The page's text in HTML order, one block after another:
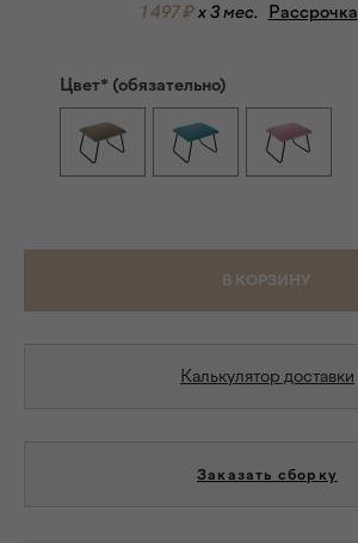
1 497 ₽ x 3 мес. Рассрочка
Цвет* (обязательно)
В КОРЗИНУ
Калькулятор доставки
Заказать сборку